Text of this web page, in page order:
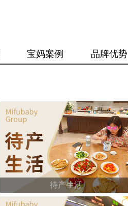
宝妈案例 品牌优势
待产生活